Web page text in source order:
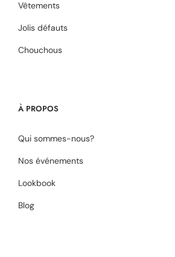
Vêtements
Jolis défauts
Chouchous
À PROPOS
Qui sommes-nous?
Nos événements
Lookbook
Blog